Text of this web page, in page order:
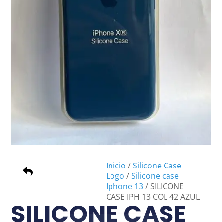
Inicio /Silicone Case
Logo /Silicone case
Iphone 13/ SILICONE
CASE IPH 13 COL 42 AZUL
SILICONE CASE